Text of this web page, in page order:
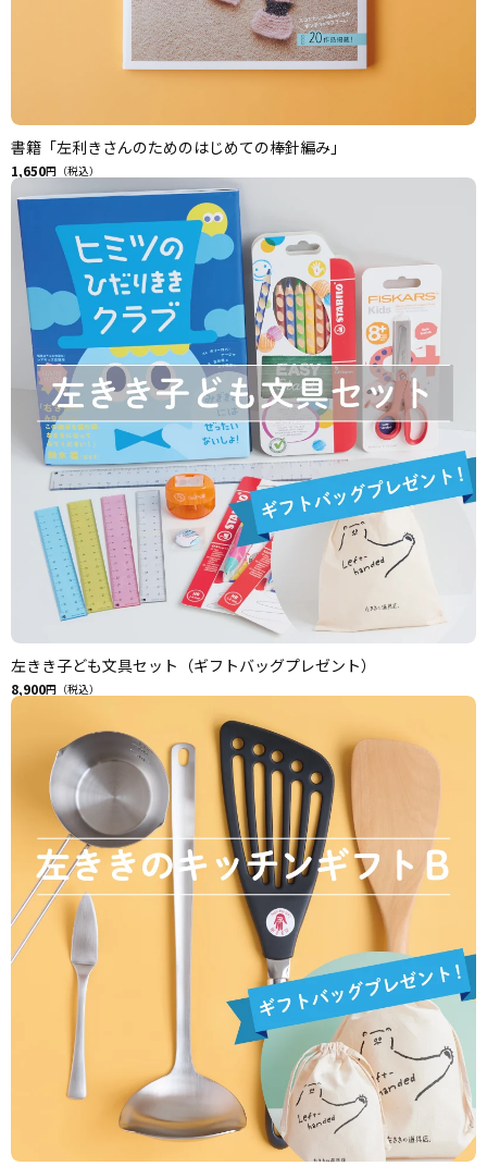
書籍「左利きさんのためのはじめての棒針編み」
1,650円（税込）
左きき子ども文具セット（ギフトバッグプレゼント）
8,900円（税込）